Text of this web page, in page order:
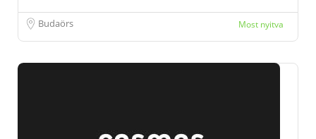
Budaörs Most nyitva